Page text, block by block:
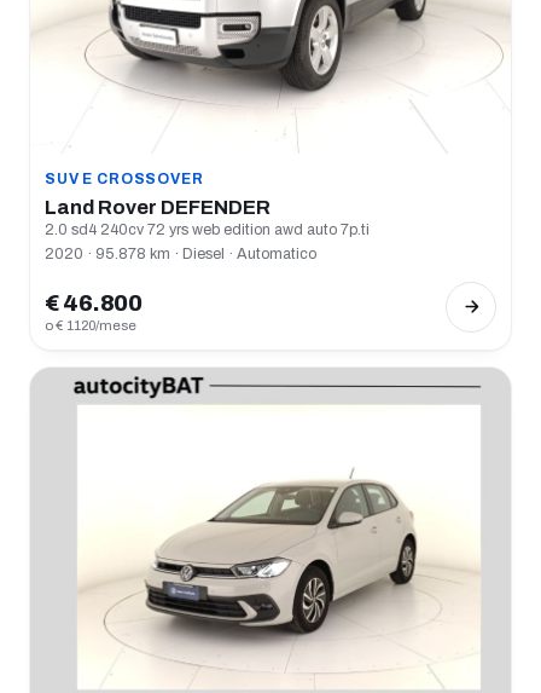
SUV E CROSSOVER
Land Rover DEFENDER
2.0 sd4 240cv 72 yrs web edition awd auto 7p.ti
2020 · 95.878 km · Diesel · Automatico
€ 46.800
o € 1120/mese